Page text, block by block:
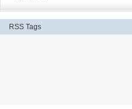
RSS Tags